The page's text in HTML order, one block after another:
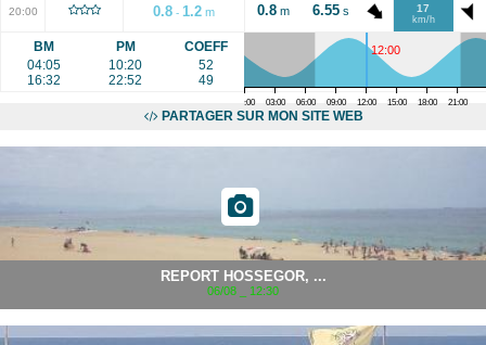
20:00 0.8 - 1.2 m 0.8 m 6.55 s 17
km/h
BM
04:05
16:32
PM
10:20
22:52
COEFF
52
49
12:00
00:00 03:00 06:00 09:00 12:00 15:00 18:00 21:00
PARTAGER SUR MON SITE WEB
REPORT HOSSEGOR, ...
06/08 _ 12:30